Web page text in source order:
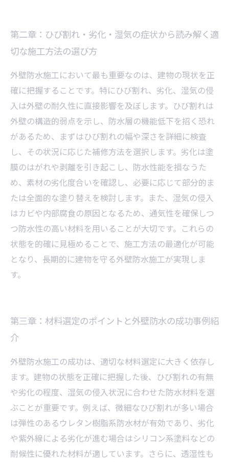
第二章：ひび割れ・劣化・湿気の症状から読み解く適
切な施工方法の選び方
外壁防水施工において最も重要なのは、建物の現状を正
確に把握することです。特にひび割れ、劣化、湿気の侵
入は外壁の耐久性に直接影響を及ぼします。ひび割れは
外壁の構造的弱点を示し、防水層の機能低下を招く恐れ
があるため、まずはひび割れの幅や深さを詳細に検査
し、その状況に応じた補修方法を選択します。劣化は塗
膜のはがれや剥離を引き起こし、防水性能を損なうた
め、素材の劣化度合いを確認し、必要に応じて部分的ま
たは全面的な塗り替えを検討します。また、湿気の侵入
はカビや内部腐食の原因となるため、通気性を確保しつ
つ防水性の高い材料を用いることが大切です。これらの
状態を的確に見極めることで、施工方法の最適化が可能
となり、長期的に建物を守る外壁防水施工が実現しま
す。
第三章：材料選定のポイントと外壁防水の成功事例紹
介
外壁防水施工の成功は、適切な材料選定に大きく依存し
ます。建物の状態を正確に把握した後、ひび割れの有無
や劣化の程度、湿気の侵入状況に合わせた防水材料を選
ぶことが重要です。例えば、微細なひび割れが多い場合
は弾性のあるウレタン樹脂系防水材が有効であり、劣化
や紫外線による劣化が進む場合はシリコン系塗料などの
耐候性に優れた材料が適しています。さらに、透湿性も